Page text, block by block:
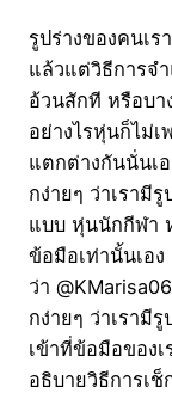
รูปร่างของคนเ
แล้วแต่วิธีการจ
อ้วนสักที หรือบ
อย่างไรหุ่นก็ไม่
แตกต่างกันนั่นเ
กง่ายๆ ว่าเรามี
แบบ หุ่นนักกีฬา
ข้อมือเท่านั้นเ
ว่า
กง่ายๆ ว่าเรามี
เข้าที่ข้อมือของ
อธิบายวิธีการเช็